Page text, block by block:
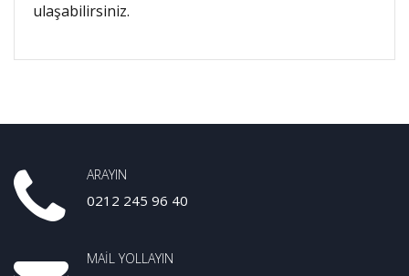
ulaşabilirsiniz.
ARAYIN
0212 245 96 40
MAIL YOLLAYIN